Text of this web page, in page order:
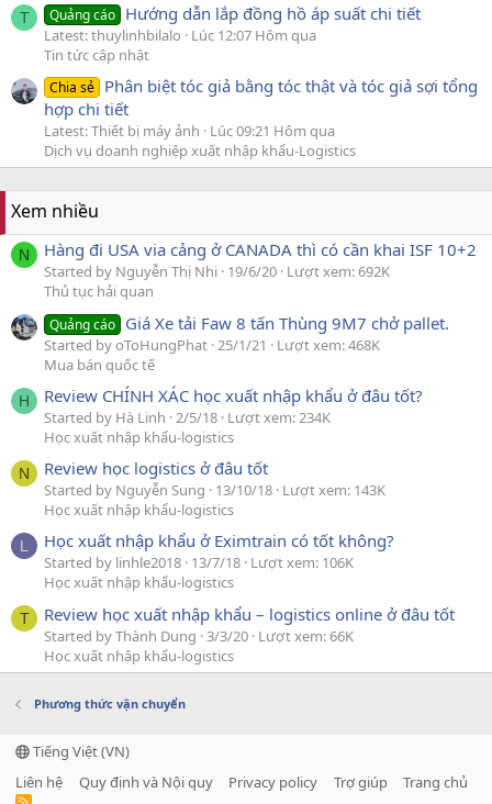
T Quảng cáo Hướng dẫn lắp đồng hồ áp suất chi tiết
Latest: thuylinhbilalo
Lúc 12:07 Hôm qua
Tin tức cập nhật
Chia sẻ Phân biệt tóc giả bằng tóc thật và tóc giả sợi tổng
hợp chi tiết
Latest: Thiết bị máy ảnh
Lúc 09:21 Hôm qua
Dịch vụ doanh nghiệp xuất nhập khẩu-Logistics
Xem nhiều
N Hàng đi USA via cảng ở CANADA thì có cần khai ISF 10+2
Started by Nguyễn Thị Nhi 19/6/20 Lượt xem: 692K
Thủ tục hải quan
Quảng cáo Giá Xe tải Faw 8 tấn Thùng 9M7 chở pallet.
Started by oToHungPhat 25/1/21
Lượt xem: 468K
Mua bán quốc tế
H Review CHÍNH XÁC học xuất nhập khẩu ở đâu tốt?
Started by Hà Linh 2/5/18 Lượt xem: 234K
Học xuất nhập khẩu-logistics
N Review học logistics ở đâu tốt
Started by Nguyễn Sung 13/10/18 Lượt xem: 143K
Học xuất nhập khẩu-logistics
L Học xuất nhập khẩu ở Eximtrain có tốt không?
Started by linhle2018 13/7/18 Lượt xem: 106K
Học xuất nhập khẩu-logistics
T Review học xuất nhập khẩu – logistics online ở đâu tốt
Started by Thành Dung 3/3/20 Lượt xem: 66K
Học xuất nhập khẩu-logistics
Phương thức vận chuyển
Tiếng Việt (VN)
Liên hệ
Quy định và Nội quy Privacy policy Trợ giúp Trang chủ